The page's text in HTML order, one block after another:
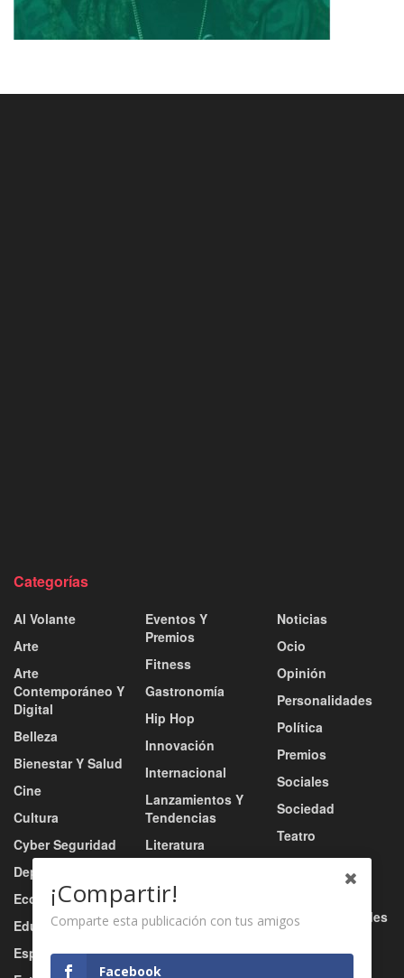
Categorías
Al Volante
Arte
Arte
Contemporáneo Y
Digital
Belleza
Bienestar Y Salud
Cine
Cultura
Cyber Seguridad
Deportes
Economía
Educación
Esports
Eventos Y
Premios
Fitness
Gastronomía
Hip Hop
Innovación
Internacional
Lanzamientos Y
Tendencias
Literatura
Música
Música Urbana
Nacional
Noticias
Ocio
Opinión
Personalidades
Política
Premios
Sociales
Sociedad
Teatro
Tecnología
Tv / Radio / Redes
¡Compartir!
Comparte esta publicación con tus amigos
Facebook